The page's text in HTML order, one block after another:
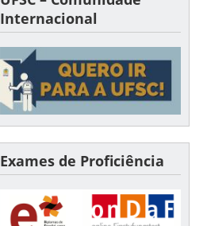
Internacional
Exames de Proficiência